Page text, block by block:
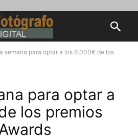
semana para optar a los 6.000€ de los
para optar a
los premios